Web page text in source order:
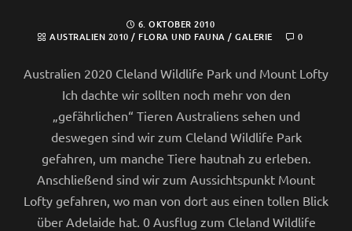
6. OKTOBER 2010
AUSTRALIEN 2010 / FLORA UND FAUNA /GALERIE 0
Australien 2020 Cleland Wildlife Park und Mount Lofty
Ich dachte wir sollten noch mehr von den
„gefährlichen“ Tieren Australiens sehen und
deswegen sind wir zum Cleland Wildlife Park
gefahren, um manche Tiere hautnah zu erleben.
Anschließend sind wir zum Aussichtspunkt Mount
Lofty gefahren, wo man von dort aus einen tollen Blick
über Adelaide hat. 0 Ausflug zum Cleland Wildlife